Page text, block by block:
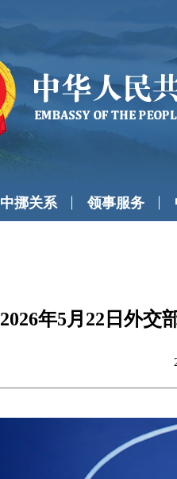
中挪关系 领事服务
2026年5月22日外交